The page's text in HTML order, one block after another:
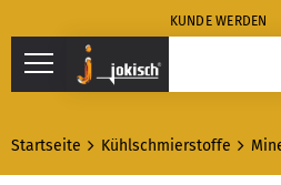
KUNDE WERDEN
Startseite
Kühlschmierstoffe